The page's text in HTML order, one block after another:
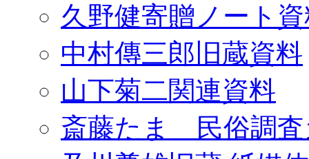
久野健寄贈ノート
中村傳三郎旧蔵資料
山下菊二関連資料
斎藤たま 民俗調査